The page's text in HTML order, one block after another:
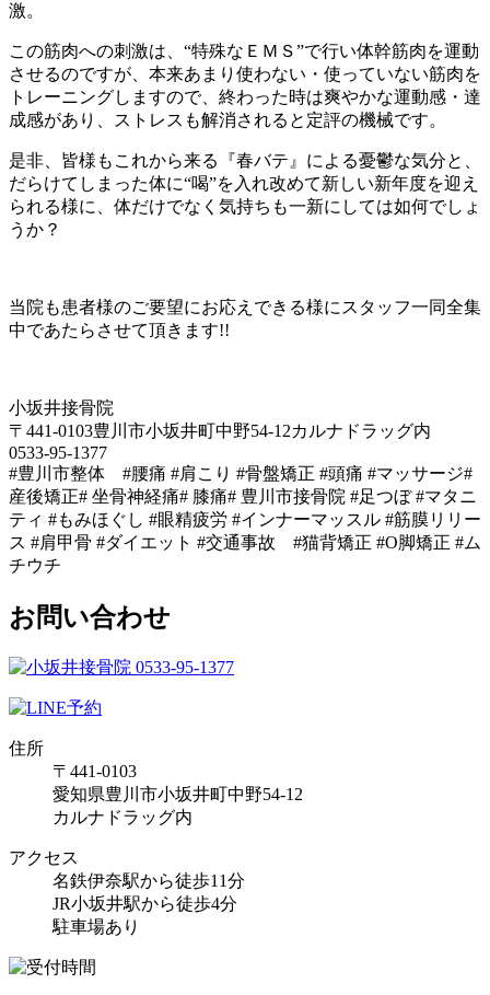
激。
この筋肉への刺激は、“特殊なＥＭＳ”で行い体幹筋肉を運動
させるのですが、本来あまり使わない・使っていない筋肉を
トレーニングしますので、終わった時は爽やかな運動感・達
成感があり、ストレスも解消されると定評の機械です。
是非、皆様もこれから来る『春バテ』による憂鬱な気分と、
だらけてしまった体に“喝”を入れ改めて新しい新年度を迎え
られる様に、体だけでなく気持ちも一新にしては如何でしょ
うか？
当院も患者様のご要望にお応えできる様にスタッフ一同全集
中であたらさせて頂きます!!
小坂井接骨院
〒441-0103豊川市小坂井町中野54-12カルナドラッグ内
0533-95-1377
#豊川市整体 #腰痛 #肩こり #骨盤矯正 #頭痛 #マッサージ#
産後矯正# 坐骨神経痛# 膝痛# 豊川市接骨院 #足つぼ #マタニ
ティ #もみほぐし #眼精疲労 #インナーマッスル #筋膜リリー
ス #肩甲骨 #ダイエット #交通事故 #猫背矯正 #O脚矯正 #ム
チウチ
お問い合わせ
住所
〒441-0103
愛知県豊川市小坂井町中野54-12
カルナドラッグ内
アクセス
名鉄伊奈駅から徒歩11分
JR小坂井駅から徒歩4分
駐車場あり